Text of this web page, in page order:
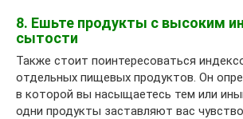
8. Ешьте продукты с высоким
сытости
Также стоит поинтересоваться
отдельных пищевых продуктов. Он
в которой вы насыщаетесь тем или
одни продукты заставляют вас